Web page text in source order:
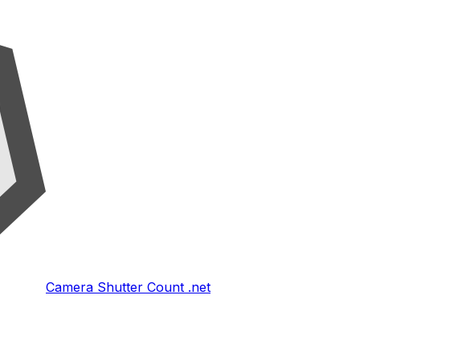
Camera Shutter Count .net